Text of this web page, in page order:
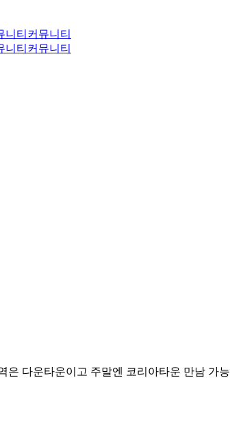
니티 커뮤니티
니티 커뮤니티
은 다운타운이고 주말엔 코리아타운 만남 가능